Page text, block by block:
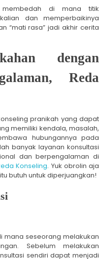
di mana titik
dan memperbaikinya
“mati rasa” jadi akhir cerita
dengan
Reda
pranikah yang dapat
memiliki kendala, masalah,
hubungannya pada
banyak layanan konsultasi
dan berpengalaman di
Konseling. Yuk obrolin aja
butuh untuk diperjuangkan!
mana seseorang melakukan
Sebelum melakukan
sendiri dapat menjadi